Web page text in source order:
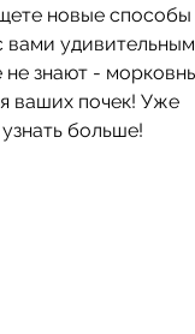
новые способы
вами удивительным
знают -
ваших почек! Уже
больше!